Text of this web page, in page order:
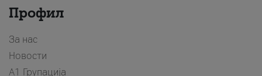
Профил
За нас
Новости
А1 Групација